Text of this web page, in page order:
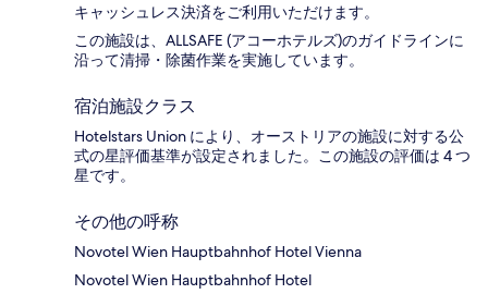
キャッシュレス決済をご利用いただけます。
この施設は、ALLSAFE (アコーホテルズ)のガイドラインに
沿って清掃・除菌作業を実施しています。
宿泊施設クラス
Hotelstars Union により、オーストリアの施設に対する公
式の星評価基準が設定されました。この施設の評価は 4 つ
星です。
その他の呼称
Novotel Wien Hauptbahnhof Hotel Vienna
Novotel Wien Hauptbahnhof Hotel